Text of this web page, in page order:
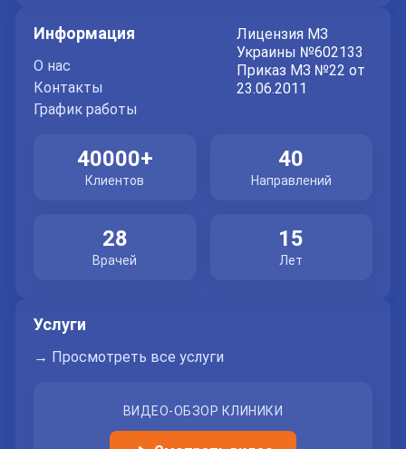
Информация
О нас
Контакты
График работы
Лицензия МЗ
Украины №602133
Приказ МЗ №22 от
23.06.2011
40000+
Клиентов
40
Направлений
28
Врачей
15
Лет
Услуги
→ Просмотреть все услуги
ВИДЕО-ОБЗОР КЛИНИКИ